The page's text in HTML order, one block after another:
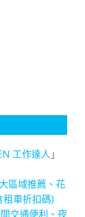
工作達人 」
區域推薦、花
車折扣碼)
交通便利、夜